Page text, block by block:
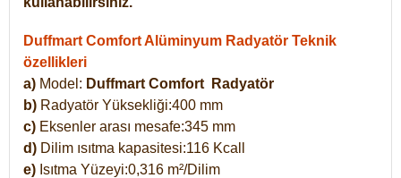
Duffmart Comfort Alüminyum Radyatör Teknik
özellikleri
a) Model: Duffmart Comfort
Radyatör
b) Radyatör Yüksekliği:400 mm
c) Eksenler arası mesafe:345 mm
d) Dilim ısıtma kapasitesi:116 Kcall
e) Isıtma Yüzeyi:0,316 m²/Dilim